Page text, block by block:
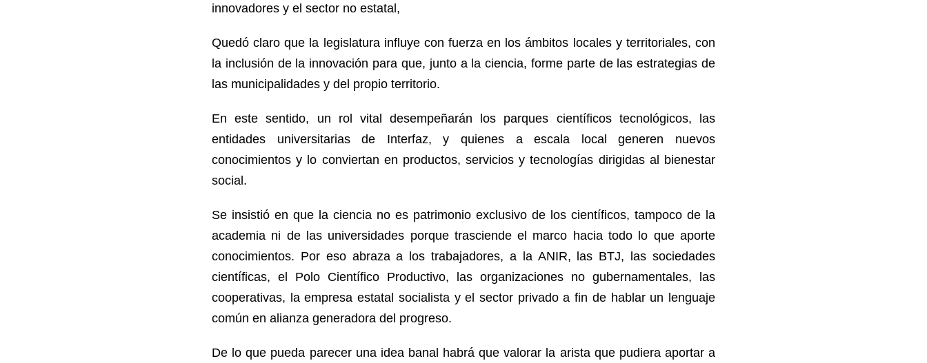
innovadores y el sector no estatal,
Quedó claro que la legislatura influye con fuerza en los ámbitos locales y territoriales, con
la inclusión de la innovación para que, junto a la ciencia, forme parte de las estrategias de
las municipalidades y del propio territorio.
En este sentido, un rol vital desempeñarán los parques científicos tecnológicos, las
entidades universitarias de Interfaz, y quienes a escala local generen nuevos
conocimientos y lo conviertan en productos, servicios y tecnologías dirigidas al bienestar
social.
Se insistió en que la ciencia no es patrimonio exclusivo de los científicos, tampoco de la
academia ni de las universidades porque trasciende el marco hacia todo lo que aporte
conocimientos. Por eso abraza a los trabajadores, a la ANIR, las BTJ, las sociedades
científicas, el Polo Científico Productivo, las organizaciones no gubernamentales, las
cooperativas, la empresa estatal socialista y el sector privado a fin de hablar un lenguaje
común en alianza generadora del progreso.
De lo que pueda parecer una idea banal habrá que valorar la arista que pudiera aportar a